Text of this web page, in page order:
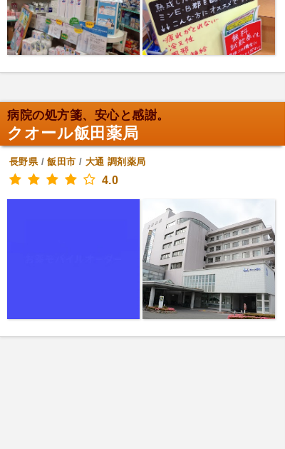
病院の処方箋、安心と感謝。
クオール飯田薬局
長野県/飯田市 / 大通 調剤薬局
4.0